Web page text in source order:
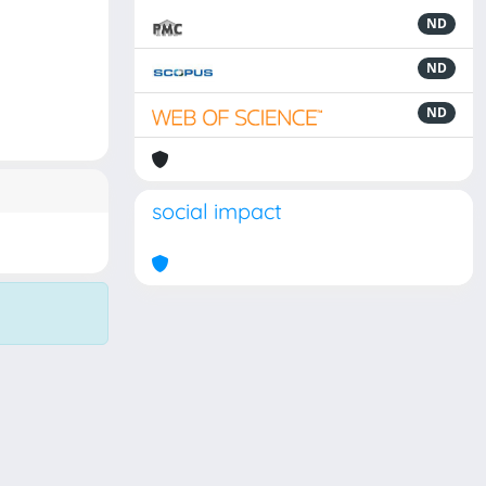
ND
ND
ND
social impact